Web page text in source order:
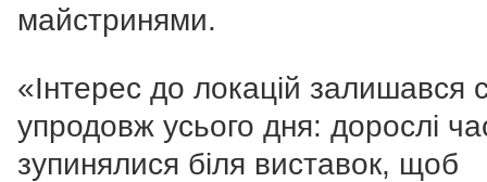
майстринями.
«Інтерес до локацій залишався
упродовж усього дня: дорослі
зупинялися біля виставок, щоб